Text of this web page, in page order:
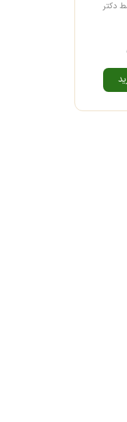
دکتر